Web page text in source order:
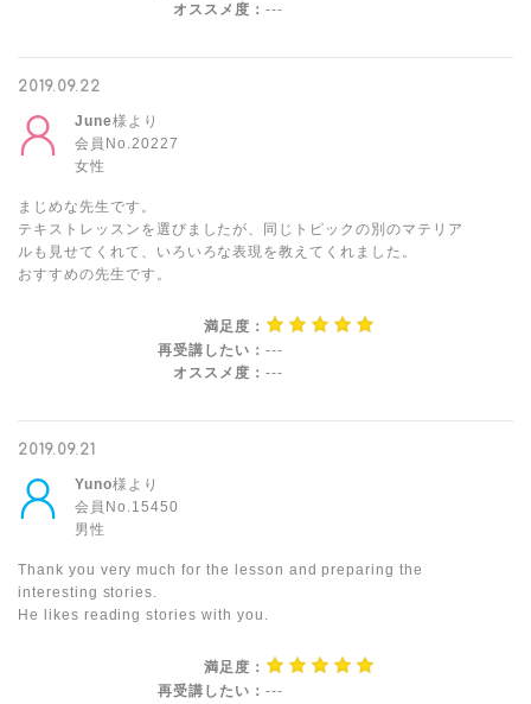
オススメ度： ---
2019.09.22
June様より
会員No.20227
女性
まじめな先生です。
テキストレッスンを選びましたが、同じトピックの別のマテリア
ルも見せてくれて、いろいろな表現を教えてくれました。
おすすめの先生です。
満足度：
再受講したい： ---
オススメ度： ---
2019.09.21
Yuno様より
会員No.15450
男性
Thank you very much for the lesson and preparing the
interesting stories.
He likes reading stories with you.
満足度：
再受講したい： ---